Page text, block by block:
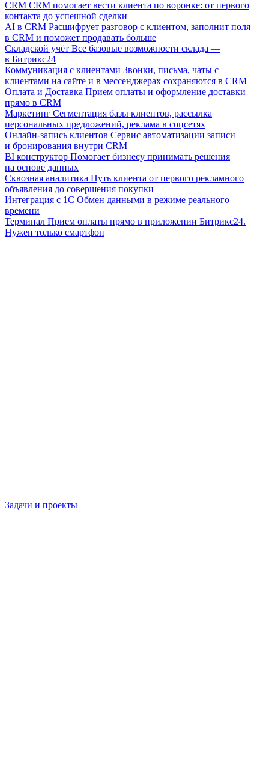
CRM CRM помогает вести клиента по воронке: от первого
контакта до успешной сделки
AI в CRM Расшифрует разговор с клиентом, заполнит поля
в CRM и поможет продавать больше
Складской учёт Все базовые возможности склада —
в Битрикс24
Коммуникация с клиентами Звонки, письма, чаты с
клиентами на сайте и в мессенджерах сохраняются в CRM
Оплата и Доставка Прием оплаты и оформление доставки
прямо в CRM
Маркетинг Сегментация базы клиентов, рассылка
персональных предложений, реклама в соцсетях
Онлайн-запись клиентов Сервис автоматизации записи
и бронирования внутри CRM
BI конструктор Помогает бизнесу принимать решения
на основе данных
Сквозная аналитика Путь клиента от первого рекламного
объявления до совершения покупки
Интеграция с 1С Обмен данными в режиме реального
времени
Терминал Прием оплаты прямо в приложении Битрикс24.
Нужен только смартфон
Задачи и проекты